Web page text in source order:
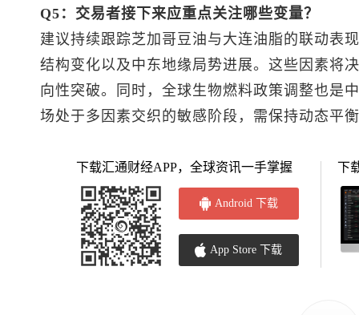
Q5：交易者接下来应重点关注哪些变量？
建议持续跟踪芝加哥豆油与大连油脂的联动表
结构变化以及中东地缘局势进展。这些因素将
向性突破。同时，全球生物燃料政策调整也是
场处于多因素交织的敏感阶段，需保持动态平
下载汇通财经APP，全球资讯一手掌握
Android 下载
App Store 下载
下